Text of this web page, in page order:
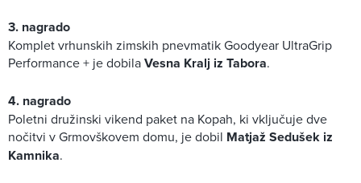
3. nagrado
Komplet vrhunskih zimskih pnevmatik Goodyear UltraGrip
Performance + je dobilaVesna Kralj iz Tabora.
4. nagrado
Poletni družinski vikend paket na Kopah, ki vključuje dve
nočitvi v Grmovškovem domu, je dobil Matjaž Sedušek iz
Kamnika.